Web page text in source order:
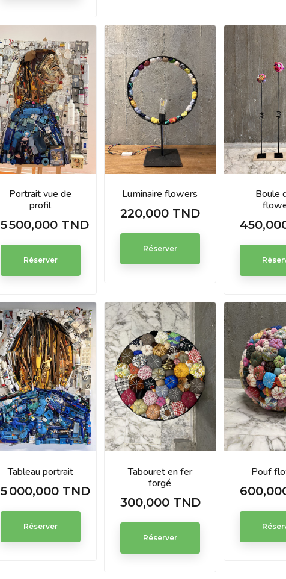
Portrait vue de
profil
Prix
5 500,000 TND
Réserver
Luminaire flowers
Prix
220,000 TND
Réserver
Boule
Prix
Tableau portrait
Prix
5 000,000 TND
Réserver
Tabouret en fer
forgé
Prix
300,000 TND
Réserver
Pouf
Prix